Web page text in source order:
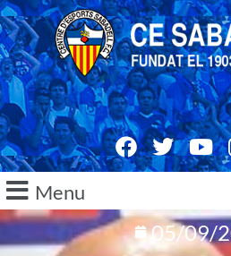
Menu
05/09/